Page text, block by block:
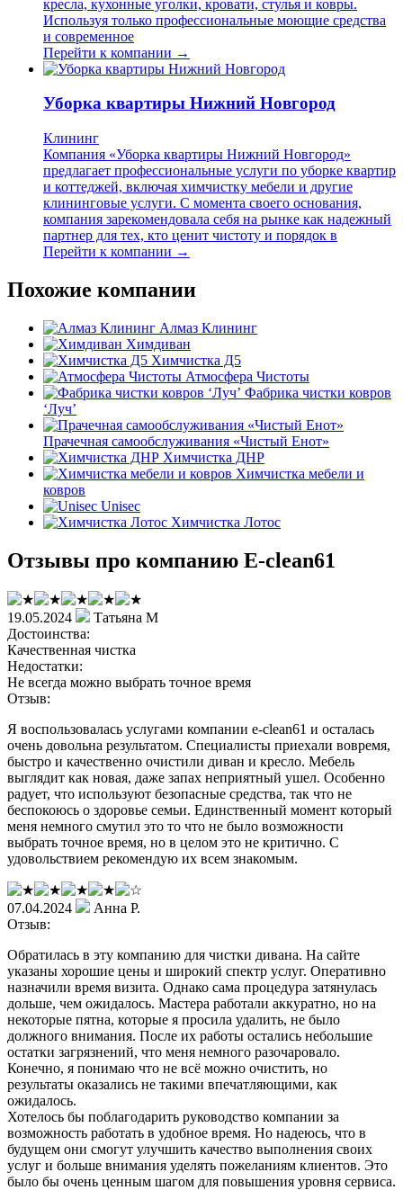
кресла, кухонные уголки, кровати, стулья и ковры.
Используя только профессиональные моющие средства
и современное
Перейти к компании →
Уборка квартиры Нижний Новгород
Клининг
Компания «Уборка квартиры Нижний Новгород»
предлагает профессиональные услуги по уборке квартир
и коттеджей, включая химчистку мебели и другие
клининговые услуги. С момента своего основания,
компания зарекомендовала себя на рынке как надежный
партнер для тех, кто ценит чистоту и порядок в
Перейти к компании →
Похожие компании
Алмаз Клининг
Химдиван
Химчистка Д5
Атмосфера Чистоты
Фабрика чистки ковров
‘Луч’
Прачечная самообслуживания «Чистый Енот»
Химчистка ДНР
Химчистка мебели и
ковров
Unisec
Химчистка Лотос
Отзывы про компанию E-clean61
19.05.2024
Татьяна М
Достоинства:
Качественная чистка
Недостатки:
Не всегда можно выбрать точное время
Отзыв:
Я воспользовалась услугами компании e-clean61 и осталась
очень довольна результатом. Специалисты приехали вовремя,
быстро и качественно очистили диван и кресло. Мебель
выглядит как новая, даже запах неприятный ушел. Особенно
радует, что используют безопасные средства, так что не
беспокоюсь о здоровье семьи. Единственный момент который
меня немного смутил это то что не было возможности
выбрать точное время, но в целом это не критично. С
удовольствием рекомендую их всем знакомым.
07.04.2024
Анна Р.
Отзыв:
Обратилась в эту компанию для чистки дивана. На сайте
указаны хорошие цены и широкий спектр услуг. Оперативно
назначили время визита. Однако сама процедура затянулась
дольше, чем ожидалось. Мастера работали аккуратно, но на
некоторые пятна, которые я просила удалить, не было
должного внимания. После их работы остались небольшие
остатки загрязнений, что меня немного разочаровало.
Конечно, я понимаю что не всё можно очистить, но
результаты оказались не такими впечатляющими, как
ожидалось.
Хотелось бы поблагодарить руководство компании за
возможность работать в удобное время. Но надеюсь, что в
будущем они смогут улучшить качество выполнения своих
услуг и больше внимания уделять пожеланиям клиентов. Это
было бы очень ценным шагом для повышения уровня сервиса.